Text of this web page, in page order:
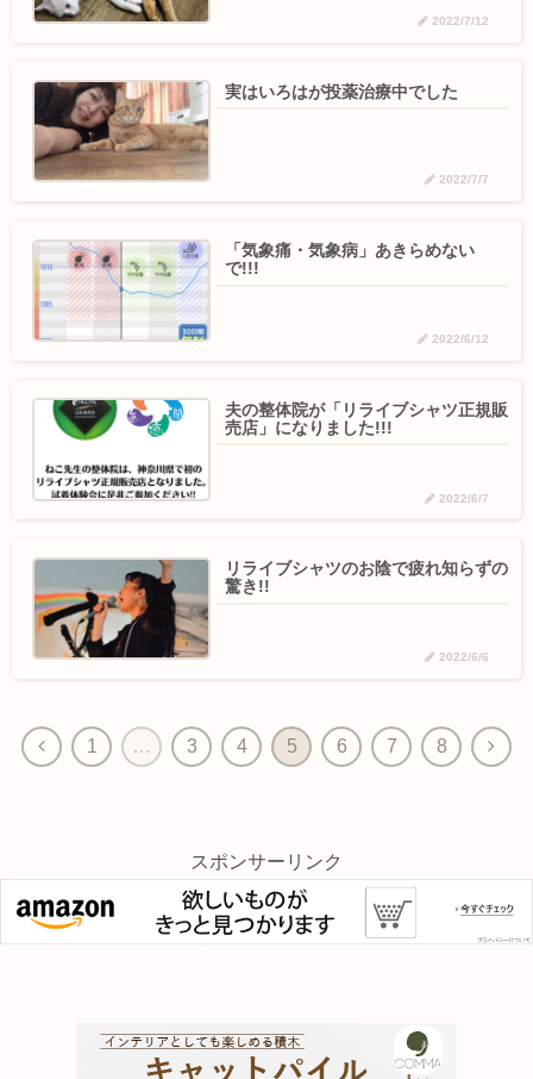
2022/7/12
実はいろはが投薬治療中でした
2022/7/7
「気象痛・気象病」あきらめない
で!!!
2022/6/12
夫の整体院が「リライブシャツ正規販
売店」になりました!!!
2022/6/7
リライブシャツのお陰で疲れ知らずの
驚き!!
2022/6/6
1 … 3 4 5 6 7 8
スポンサーリンク